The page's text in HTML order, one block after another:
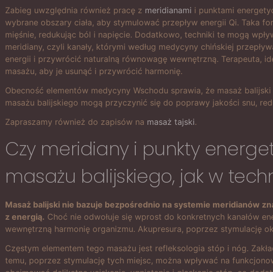
Zabieg uwzględnia również pracę z meridianami i punktami
wybrane obszary ciała, aby stymulować przepływ energii Qi. Taka
mięśnie, redukując ból i napięcie. Dodatkowo, techniki te mogą
meridiany, czyli kanały, którymi według medycyny chińskiej
energii i przywrócić naturalną równowagę wewnętrzną. Terapeuta,
masażu, aby je usunąć i przywrócić harmonię.
Obecność elementów medycyny Wschodu sprawia, że masaż
masażu balijskiego mogą przyczynić się do poprawy jakości snu,
Zapraszamy również do zapisów na masaż tajski.
Czy meridiany i punkty
masażu balijskiego, jak w
Masaż balijski nie bazuje bezpośrednio na systemie meridianów
z energią. Choć nie odwołuje się wprost do konkretnych kanałów
wewnętrzną harmonię organizmu. Akupresura, poprzez stymulację
Częstym elementem tego masażu jest refleksologia stóp i nóg.
temu, poprzez stymulację tych miejsc, można wpływać na